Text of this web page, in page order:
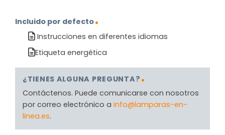
Incluido por defecto
Instrucciones en diferentes idiomas
Etiqueta energética
¿TIENES ALGUNA PREGUNTA?
Contáctenos. Puede comunicarse con nosotros
por correo electrónico a info@lamparas-en-
linea.es.